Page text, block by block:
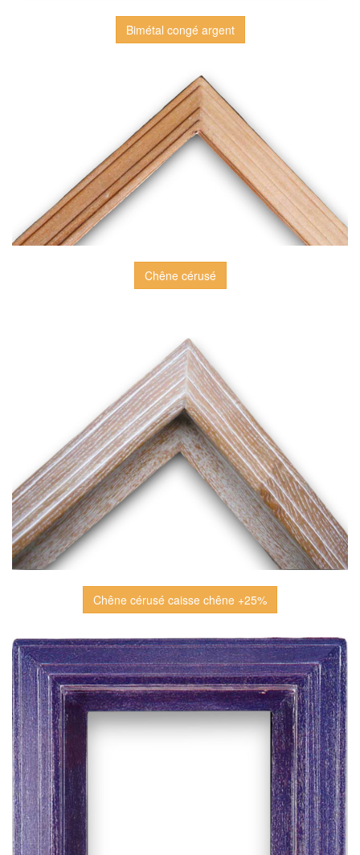
Bimétal congé argent
Chêne cérusé
Chêne cérusé caisse chêne +25%